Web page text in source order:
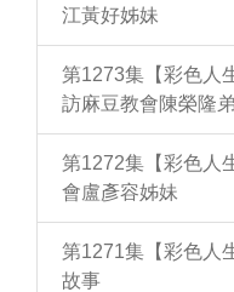
江黃好姊妹
第1273集【彩色人
訪麻豆教會陳榮隆
第1272集【彩色人
會盧彥容姊妹
第1271集【彩色人
故事